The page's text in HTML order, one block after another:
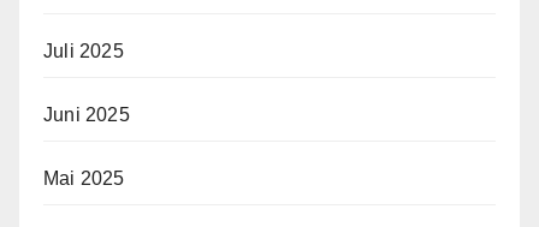
Juli 2025
Juni 2025
Mai 2025